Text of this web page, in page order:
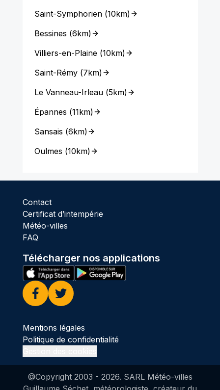
Saint-Symphorien(10km)
Bessines (6km)
Villiers-en-Plaine(10km)
Saint-Rémy(7km)
Le Vanneau-Irleau(5km)
Épannes (11km)
Sansais (6km)
Oulmes (10km)
Contact
Certificat d’intempérie
Météo-villes
FAQ
Télécharger nos applications
Facebook
Twitter
Mentions légales
Politique de confidentialité
@Copyright 2003 - 2026. SARL Météo-villes